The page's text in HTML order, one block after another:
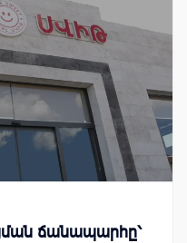
ճանապարհը՝